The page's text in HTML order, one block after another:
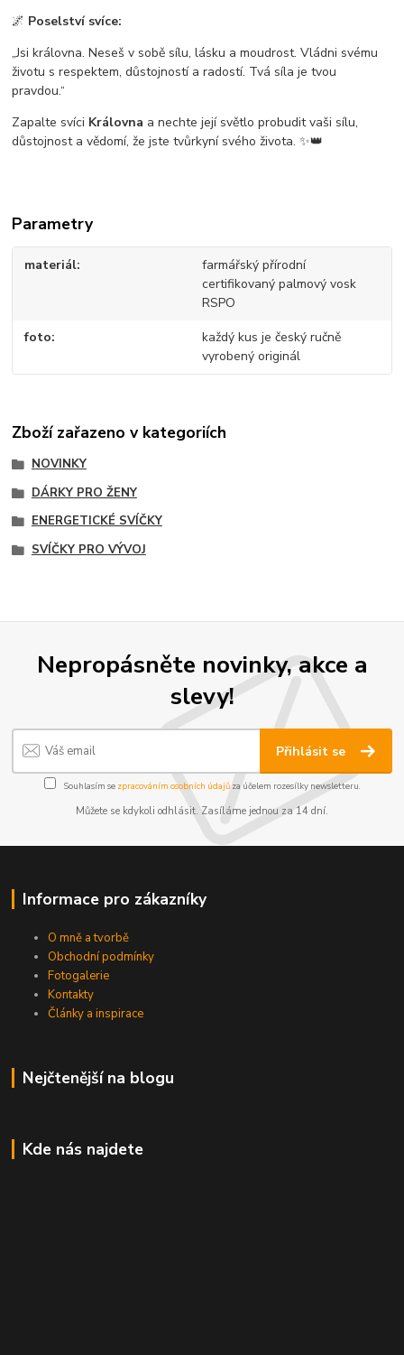
🌌 Poselství svíce:
„Jsi královna. Neseš v sobě sílu, lásku a moudrost. Vládni svému
životu s respektem, důstojností a radostí. Tvá síla je tvou
pravdou.“
Zapalte svíci Královna a nechte její světlo probudit vaši sílu,
důstojnost a vědomí, že jste tvůrkyní svého života. ✨👑
Parametry
materiál
farmářský přírodní
certifikovaný palmový vosk
RSPO
foto
každý kus je český ručně
vyrobený originál
Zboží zařazeno v kategoriích
NOVINKY
DÁRKY PRO ŽENY
ENERGETICKÉ SVÍČKY
SVÍČKY PRO VÝVOJ
Nepropásněte novinky, akce a
slevy!
Přihlásit se
Souhlasím se zpracováním osobních údajůza účelem rozesílky newsletteru.
Můžete se kdykoli odhlásit. Zasíláme jednou za 14 dní.
Informace pro zákazníky
O mně a tvorbě
Obchodní podmínky
Fotogalerie
Kontakty
Články a inspirace
Nejčtenější na blogu
Kde nás najdete